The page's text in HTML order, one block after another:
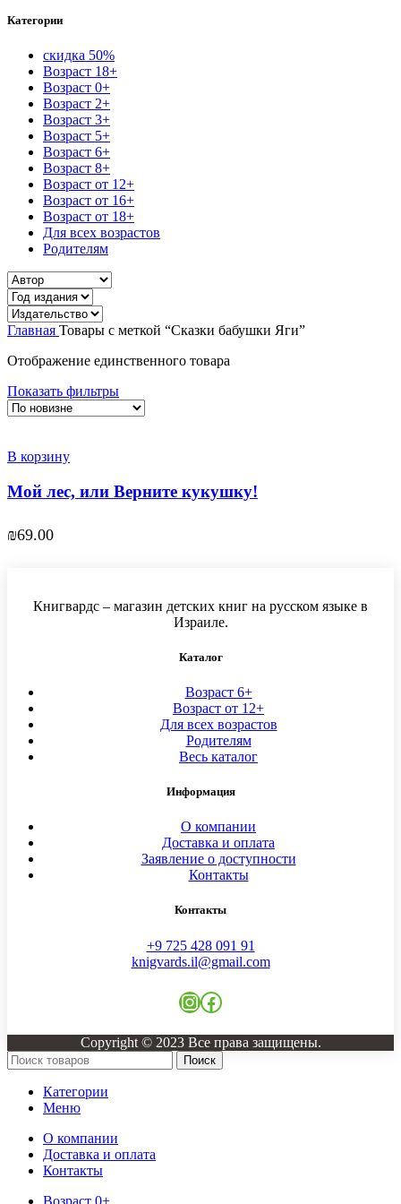
Категории
скидка 50%
Возраст 18+
Возраст 0+
Возраст 2+
Возраст 3+
Возраст 5+
Возраст 6+
Возраст 8+
Возраст от 12+
Возраст от 16+
Возраст от 18+
Для всех возрастов
Родителям
Главная Товары с меткой “Сказки бабушки Яги”
Отображение единственного товара
Показать фильтры
В корзину
Мой лес, или Верните кукушку!
₪69.00
Книгвардс – магазин детских книг на русском языке в
Израиле.
Каталог
Возраст 6+
Возраст от 12+
Для всех возрастов
Родителям
Весь каталог
Информация
О компании
Доставка и оплата
Заявление о доступности
Контакты
Контакты
+9 725 428 091 91
knigvards.il@gmail.com
Copyright © 2023 Все права защищены.
Поиск
Категории
Меню
О компании
Доставка и оплата
Контакты
Возраст 0+